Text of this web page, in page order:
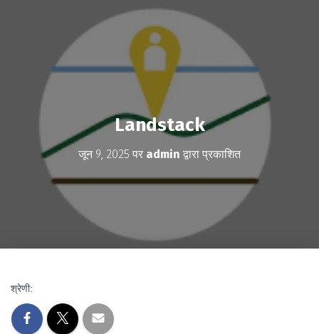
Landstack
जून 9, 2025 पर admin द्वारा प्रकाशित
श्रेणी: